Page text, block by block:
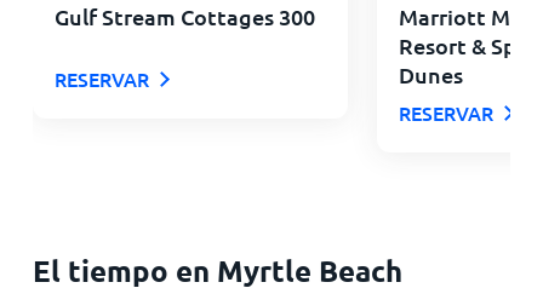
Gulf Stream Cottages 300
RESERVAR
Marriott
Resort & Spa
Dunes
RESERVAR
El tiempo en Myrtle Beach